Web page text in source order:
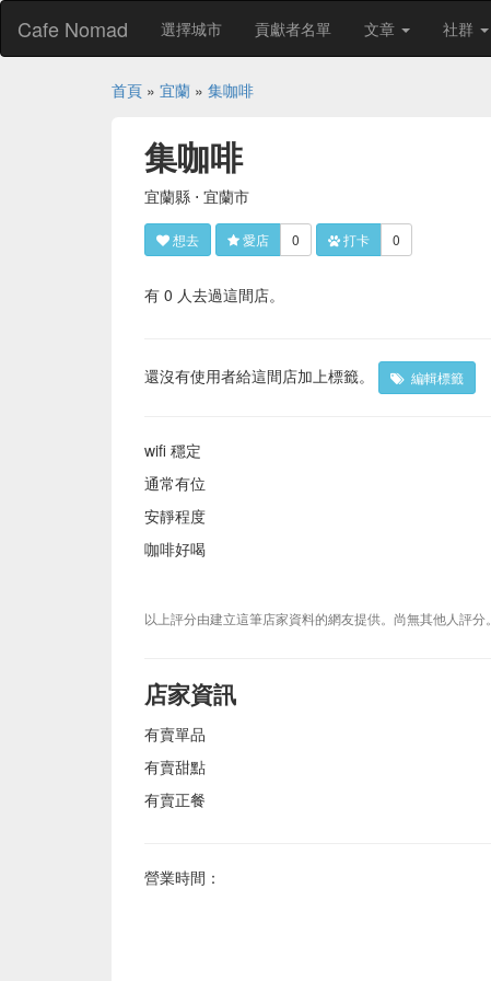
Cafe Nomad 選擇城市 貢獻者名單 文章 社群
首頁 » 宜蘭 » 集咖啡
集咖啡
宜蘭縣 ⋅ 宜蘭市
想去 愛店 0 打卡 0
有 0 人去過這間店。
還沒有使用者給這間店加上標籤。 編輯標籤
wifi 穩定
通常有位
安靜程度
咖啡好喝
以上評分由建立這筆店家資料的網友提供。尚無其他人評分。
店家資訊
有賣單品
有賣甜點
有賣正餐
營業時間：